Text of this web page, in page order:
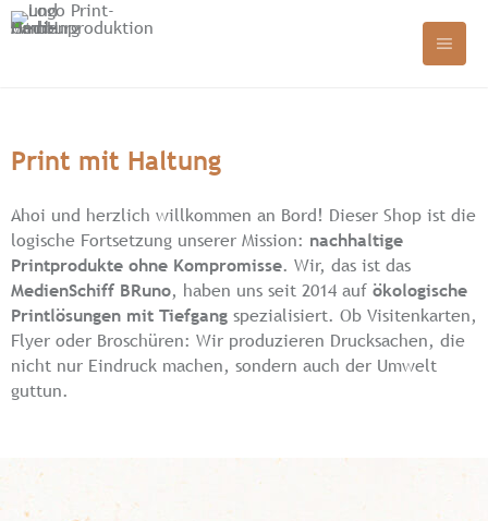
Print mit Haltung
Ahoi und herzlich willkommen an Bord! Dieser Shop ist die
logische Fortsetzung unserer Mission: nachhaltige
Printprodukte ohne Kompromisse. Wir, das ist das
MedienSchiff BRuno, haben uns seit 2014 auf ökologische
Printlösungen mit Tiefgang spezialisiert. Ob Visitenkarten,
Flyer oder Broschüren: Wir produzieren Drucksachen, die
nicht nur Eindruck machen, sondern auch der Umwelt
guttun.